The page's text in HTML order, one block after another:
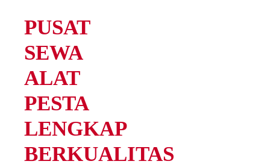
PUSAT
SEWA
ALAT
PESTA
LENGKAP
BERKUALITAS